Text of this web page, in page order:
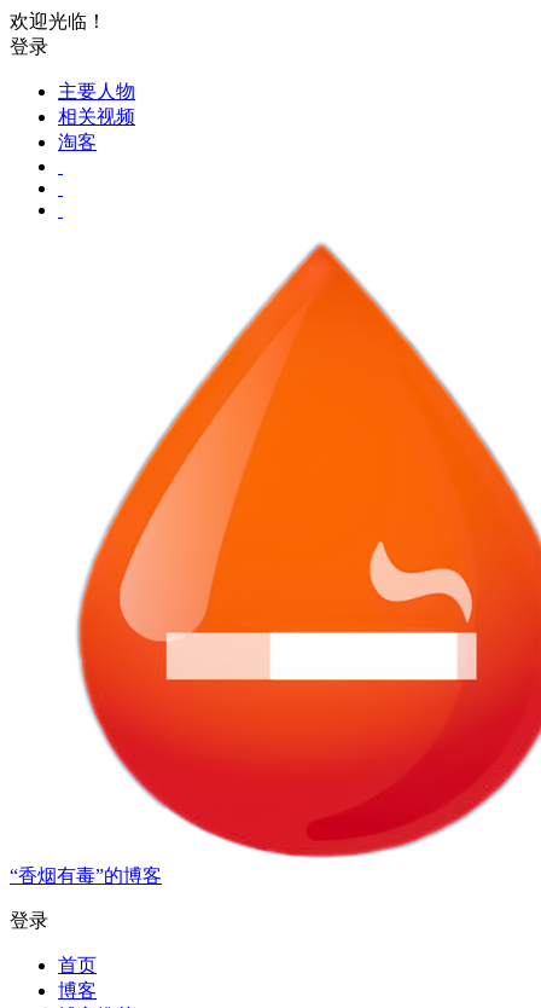
欢迎光临！
登录
主要人物
相关视频
淘客
“香烟有毒”的博客
登录
首页
博客